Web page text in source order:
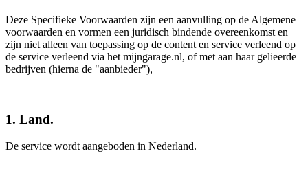
Deze Specifieke Voorwaarden zijn een aanvulling op de Algemene
voorwaarden en vormen een juridisch bindende overeenkomst en
zijn niet alleen van toepassing op de content en service verleend op
de service verleend via het mijngarage.nl, of met aan haar gelieerde
bedrijven (hierna de "aanbieder"),
1. Land.
De service wordt aangeboden in Nederland.